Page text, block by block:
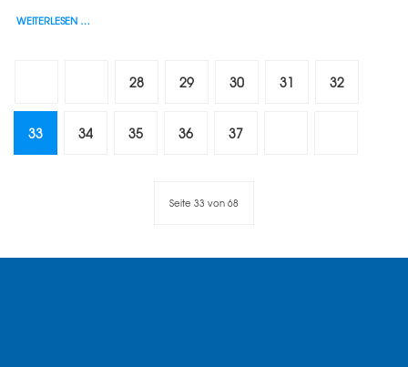
WEITERLESEN …
28 29 30 31 32
33 34 35 36 37
Seite 33 von 68